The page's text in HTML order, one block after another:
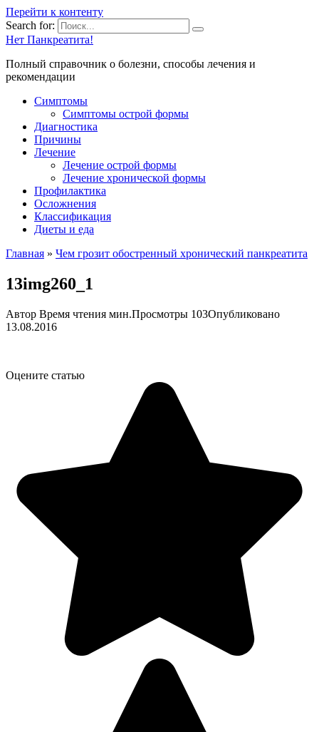
Перейти к контенту
Search for:
Нет Панкреатита!
Полный справочник о болезни, способы лечения и
рекомендации
Симптомы
Симптомы острой формы
Диагностика
Причины
Лечение
Лечение острой формы
Лечение хронической формы
Профилактика
Осложнения
Классификация
Диеты и еда
Главная » Чем грозит обостренный хронический панкреатита
13img260_1
Автор Время чтения мин.Просмотры 103Опубликовано
13.08.2016
Оцените статью